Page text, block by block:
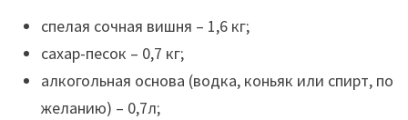
спелая сочная вишня – 1,6 кг;
сахар-песок – 0,7 кг;
алкогольная основа (водка, коньяк или спирт, по
желанию) – 0,7л;